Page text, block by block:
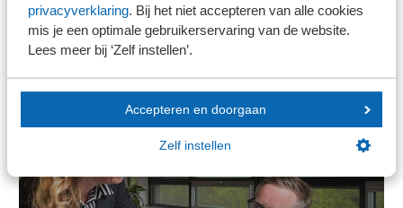
privacyverklaring. Bij het niet accepteren van alle cookies
mis je een optimale gebruikerservaring van de website.
Lees meer bij ‘Zelf instellen’.
Accepteren en doorgaan
Zelf instellen
Deficiëntieregeling GEB
Bekijk de mogelijkheden